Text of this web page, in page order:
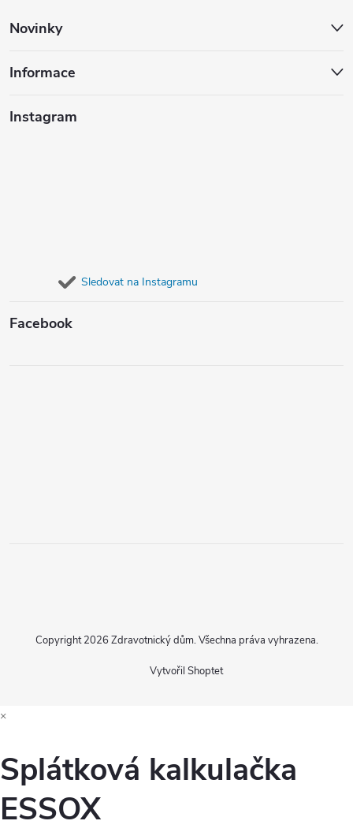
Novinky
Informace
Instagram
Sledovat na Instagramu
Facebook
Vytvořil Shoptet
Copyright 2026 Zdravotnický dům. Všechna práva vyhrazena.
×
Splátková kalkulačka
ESSOX